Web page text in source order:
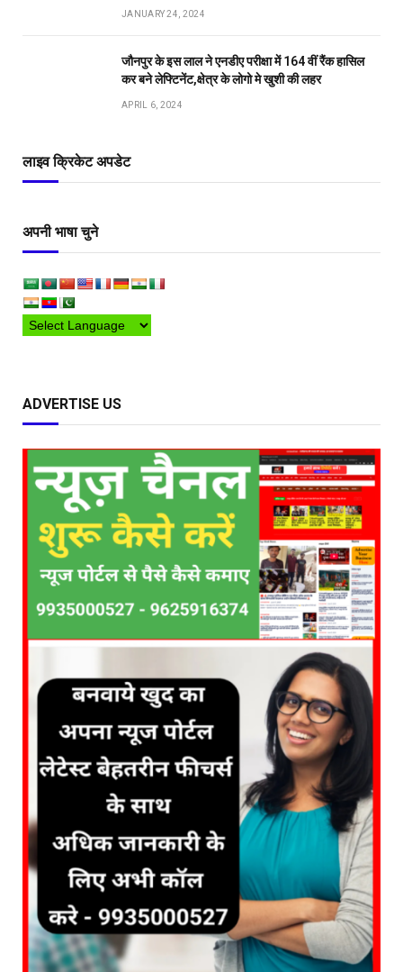
JANUARY 24, 2024
जौनपुर के इस लाल ने एनडीए परीक्षा में 164 वीं रैंक हासिल
कर बने लेफ्टिनेंट,क्षेत्र के लोगो मे खुशी की लहर
APRIL 6, 2024
लाइव क्रिकेट अपडेट
अपनी भाषा चुने
ADVERTISE US